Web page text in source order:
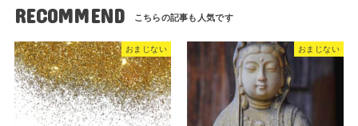
RECOMMEND
おまじない おまじない